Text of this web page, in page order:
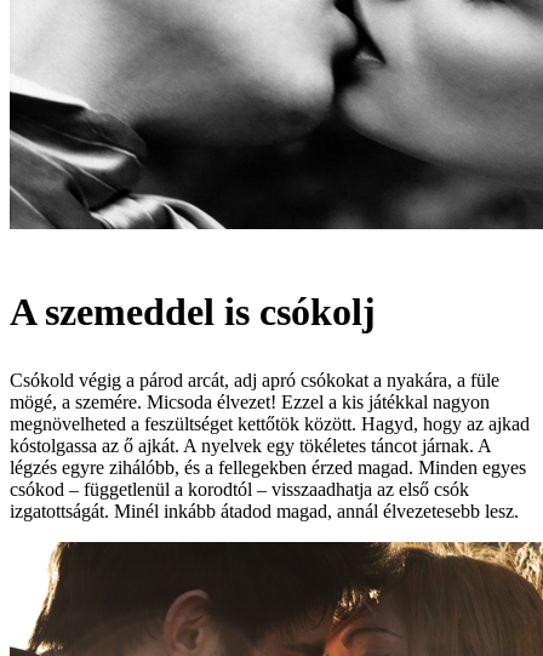
A szemeddel is csókolj
Csókold végig a párod arcát, adj apró csókokat a nyakára, a füle
mögé, a szemére. Micsoda élvezet! Ezzel a kis játékkal nagyon
megnövelheted a feszültséget kettőtök között. Hagyd, hogy az ajkad
kóstolgassa az ő ajkát. A nyelvek egy tökéletes táncot járnak. A
légzés egyre zihálóbb, és a fellegekben érzed magad. Minden egyes
csókod – függetlenül a korodtól – visszaadhatja az első csók
izgatottságát. Minél inkább átadod magad, annál élvezetesebb lesz.